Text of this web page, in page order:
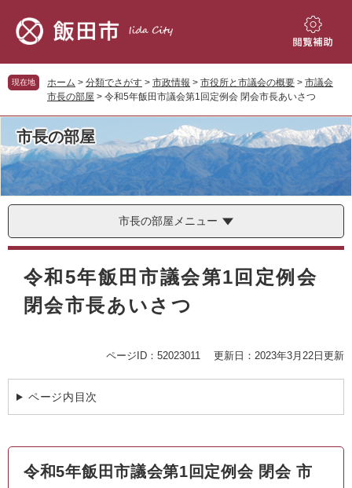
先
頭
を
飛
本
文
へ
閲
補
助
現在地 ホーム > 分類でさがす > 市政情報 > 市役所と市議会の概要 > 市議会
市長の部屋 > 令和5年飯田市議会第1回定例会 閉会市長あいさつ
市長の部屋
市長の部屋メニュー
本
令和5年飯田市議会第1回定例会
閉会市長あいさつ
ページID：52023011 更新日：2023年3月22日更新
ページ内目次
令和5年飯田市議会第1回定例会 閉会 市